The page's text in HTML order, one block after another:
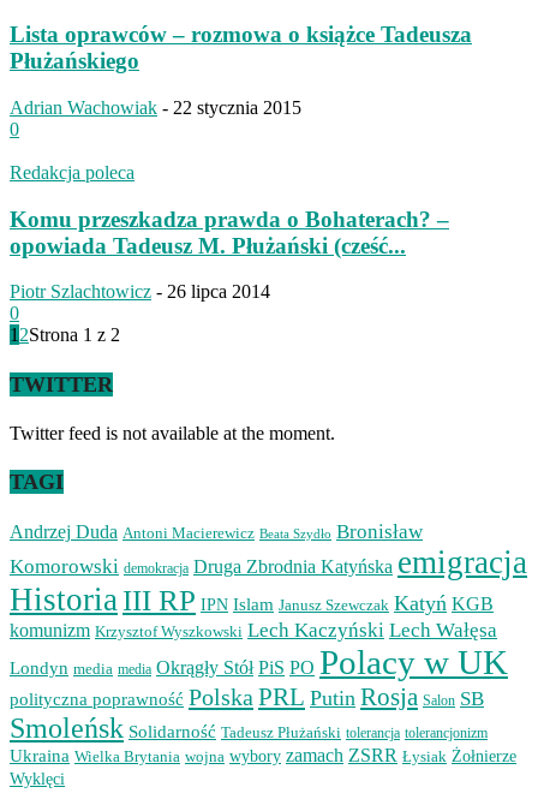
Lista oprawców – rozmowa o książce Tadeusza
Płużańskiego
Adrian Wachowiak - 22 stycznia 2015
0
Redakcja poleca
Komu przeszkadza prawda o Bohaterach? –
opowiada Tadeusz M. Płużański (cześć...
Piotr Szlachtowicz - 26 lipca 2014
0
1 2Strona 1 z 2
TWITTER
Twitter feed is not available at the moment.
TAGI
Andrzej Duda Antoni Macierewicz Beata Szydło Bronisław
Komorowski demokracja Druga Zbrodnia Katyńska emigracja
HistoriaIII RP IPN Islam Janusz Szewczak Katyń KGB
komunizm Krzysztof Wyszkowski Lech Kaczyński Lech Wałęsa
Londyn media media Okrągły Stół PiS PO Polacy w UK
polityczna poprawność Polska PRL Putin Rosja Salon SB
Smoleńsk Solidarność Tadeusz Płużański tolerancja tolerancjonizm
Ukraina Wielka Brytania wojna wybory zamach ZSRR Łysiak Żołnierze
Wyklęci